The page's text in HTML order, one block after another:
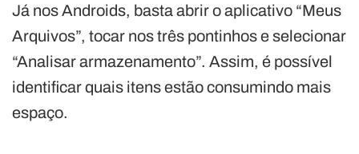
Já nos Androids, basta abrir o aplicativo “Meus
Arquivos”, tocar nos três pontinhos e selecionar
“Analisar armazenamento”. Assim, é possível
identificar quais itens estão consumindo mais
espaço.